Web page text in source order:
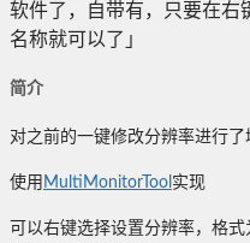
软件了，自带有，只要在右
名称就可以了」
简介
对之前的一键修改分辨率进行
使用 MultiMonitorTool 实现
可以右键选择设置分辨率，格